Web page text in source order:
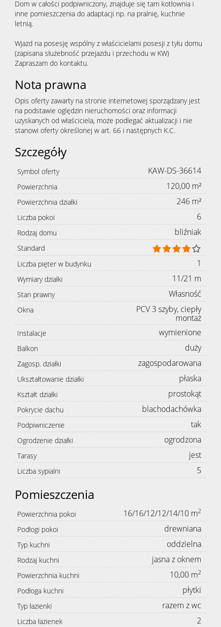
Dom w całości podpiwniczony, znajduje się tam kotłownia i
inne pomieszczenia do adaptacji np. na pralnię, kuchnie
letnią.
Wjazd na posesję wspólny z właścicielami posesji z tyłu domu
(zapisana służebność przejazdu i przechodu w KW)
Zapraszam do kontaktu.
Nota prawna
Opis oferty zawarty na stronie internetowej sporządzany jest
na podstawie oględzin nieruchomości oraz informacji
uzyskanych od właściciela, może podlegać aktualizacji i nie
stanowi oferty określonej w art. 66 i następnych K.C.
Szczegóły
Symbol oferty KAW-DS-36614
Powierzchnia 120,00 m²
Powierzchnia działki 246 m²
Liczba pokoi 6
Rodzaj domu bliźniak
Standard
Liczba pięter w budynku
1
Wymiary działki 11/21 m
Stan prawny Własność
Okna
PCV 3 szyby, ciepły
montaż
Instalacje wymienione
Balkon duży
Zagosp. działki zagospodarowana
Ukształtowanie działki płaska
Kształt działki prostokąt
Pokrycie dachu blachodachówka
Podpiwniczenie tak
Ogrodzenie działki ogrodzona
Tarasy jest
Liczba sypialni 5
Pomieszczenia
Powierzchnia pokoi 16/16/12/12/14/10 m2
Podłogi pokoi drewniana
Typ kuchni oddzielna
Rodzaj kuchni jasna z oknem
Powierzchnia kuchni 10,00 m2
Podłoga kuchni płytki
Typ łazienki razem z wc
Liczba łazienek 2